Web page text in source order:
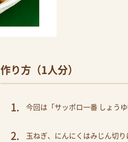
作り方（1人分）
今回は「サッポロ一番 しょうゆ
玉ねぎ、にんにくはみじん切